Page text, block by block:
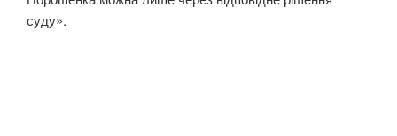
суду».